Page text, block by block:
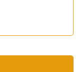
chọn mẫu.
an toàn tuyệt đối.